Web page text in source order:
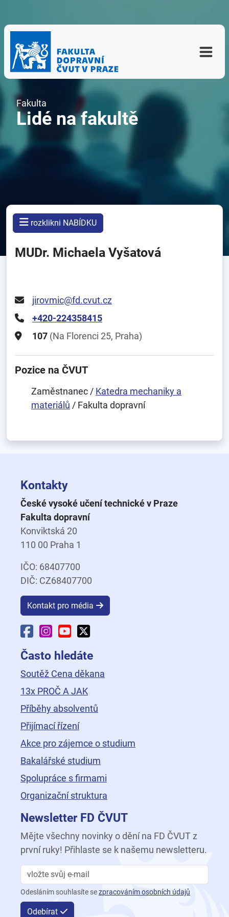
Fakulta
Lidé na fakultě
rozklikni NABÍDKU
MUDr. Michaela Vyšatová
jirovmic@fd.cvut.cz
+420-224358415
107 (Na Florenci 25, Praha)
Pozice na ČVUT
Zaměstnanec / Katedra mechaniky a
materiálů / Fakulta dopravní
Kontakty
České vysoké učení technické v Praze
Fakulta dopravní
Konviktská 20
110 00 Praha 1
IČO: 68407700
DIČ: CZ68407700
Kontakt pro média
Facebook Fakulty dopravní
Instagram Fakulty dopravní
YouTube Fakulty dopravní
Často hledáte
Soutěž Cena děkana
13x PROČ A JAK
Příběhy absolventů
Přijímací řízení
Akce pro zájemce o studium
Bakalářské studium
Spolupráce s firmami
Organizační struktura
Newsletter FD ČVUT
Mějte všechny novinky o dění na FD ČVUT z
první ruky! Přihlaste se k našemu newsletteru.
Odesláním souhlasíte sezpracováním osobních údajů
Odebírat